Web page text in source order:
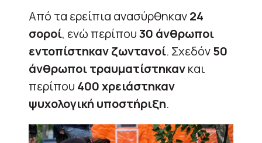
Από τα ερείπια ανασύρθηκαν24
σοροί, ενώ περίπου30 άνθρωποι
εντοπίστηκαν ζωντανοί. Σχεδόν50
άνθρωποι τραυματίστηκανκαι
περίπου 400 χρειάστηκαν
ψυχολογική υποστήριξη.